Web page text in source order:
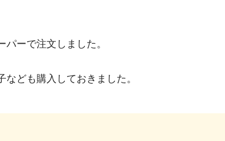
ーで注文しました。
ども購入しておきました。